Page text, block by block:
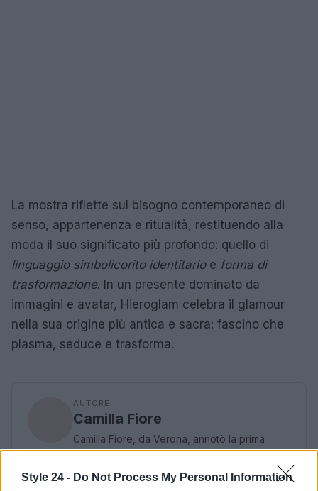
Style 24 - Do Not Process My Personal Information
La mostra riflette sul bisogno contemporaneo di
senso, appartenenza e ritualità, restituendo alla
moda il suo significato più profondo: quello di
linguaggio simbolicorito identitarioe forma di
trasformazione. In un presente dominato da
immagini e avatar, Hieroglam celebra il glamour
nella sua origine più antica e sacra: fascino che
plasma, seduce e trasforma.
AUTORE
Camilla Fiore
Camilla Fiore, da Verona, annotò la prima
review dopo aver testato un siero durante la
linea editoriale dedicata alla prova prodotto.